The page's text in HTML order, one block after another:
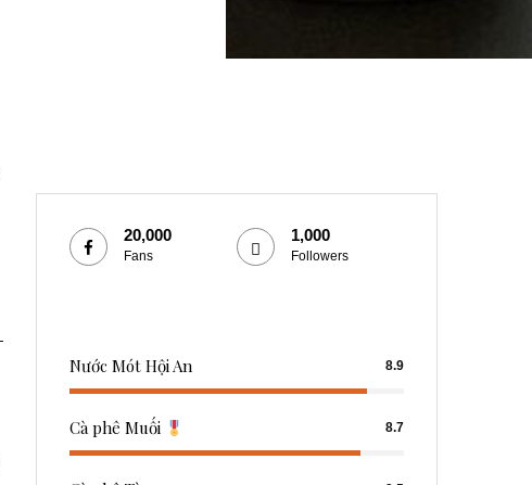
20,000
Fans
1,000
Followers
Nước Mót Hội An 8.9
Cà phê Muối 8.7